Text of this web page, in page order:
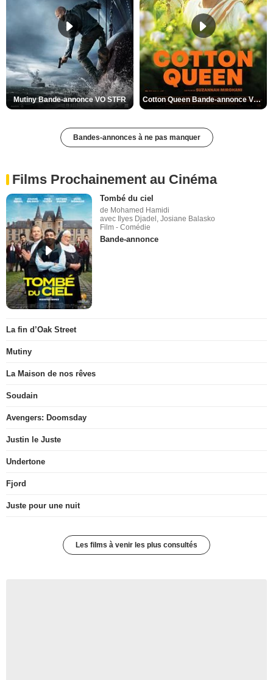
Mutiny Bande-annonce VO STFR Cotton Queen Bande-annonce VO STFR
Bandes-annonces à ne pas manquer
Films Prochainement au Cinéma
Tombé du ciel
de Mohamed Hamidi
avec Ilyes Djadel, Josiane Balasko
Film - Comédie
Bande-annonce
La fin d’Oak Street
Mutiny
La Maison de nos rêves
Soudain
Avengers: Doomsday
Justin le Juste
Undertone
Fjord
Juste pour une nuit
Les films à venir les plus consultés